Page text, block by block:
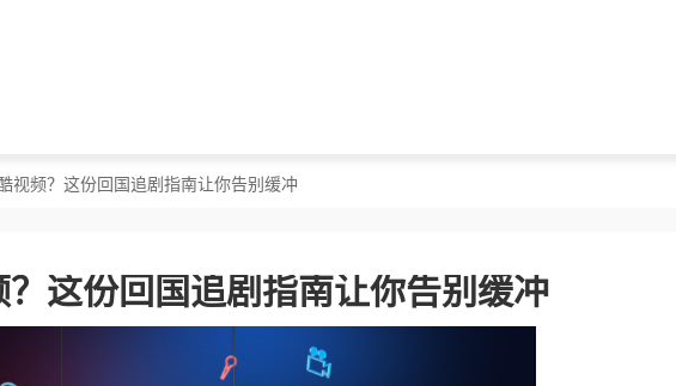
视频？这份回国追剧指南让你告别缓冲
这份回国追剧指南让你告别缓冲